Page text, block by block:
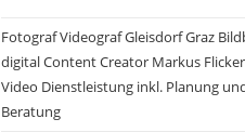
Fotograf Videograf Gleisdorf Graz
digital Content Creator Markus
Video Dienstleistung inkl. Planung
Beratung